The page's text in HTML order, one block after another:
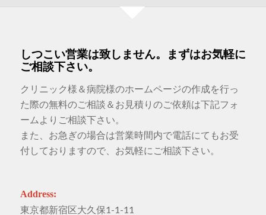
しつこい営業は致しません。まずはお気軽に
ご相談下さい。
クリニック様＆病院様のホームページの作成を行っ
た際の無料のご相談＆お見積りのご依頼は下記フォ
ームよりご相談下さい。
また、お急ぎの場合は営業時間内で電話にてもお受
付しておりますので、お気軽にご相談下さい。
Address:
東京都新宿区大久保1-1-11